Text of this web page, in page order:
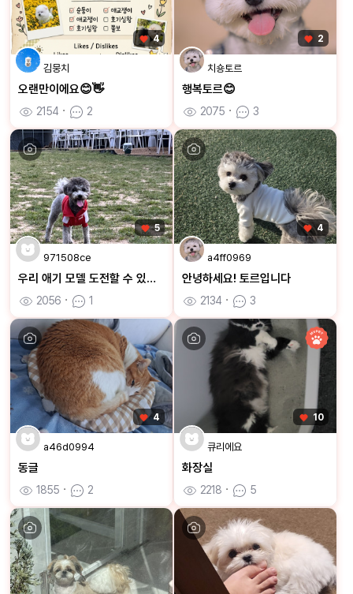
4
김뭉치
오랜만이에요😊👋
2154 ㆍ 2
2
치숑토르
행복토르😊
2075 ㆍ 3
5
971508ce
우리 애기 모델 도전할 수 있을까요~?? 많관부!!
2056 ㆍ 1
4
a4ff0969
안녕하세요! 토르입니다
2134 ㆍ 3
4
a46d0994
동글
1855 ㆍ 2
10
큐리에요
화장실
2218 ㆍ 5